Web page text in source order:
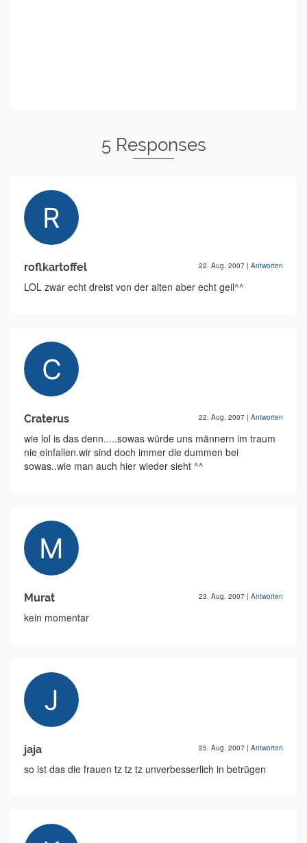
5 Responses
roflkartoffel 22. Aug. 2007 | Antworten
LOL zwar echt dreist von der alten aber echt geil^^
Craterus 22. Aug. 2007 | Antworten
wie lol is das denn.....sowas würde uns männern im traum
nie einfallen.wir sind doch immer die dummen bei
sowas..wie man auch hier wieder sieht ^^
Murat 23. Aug. 2007 | Antworten
kein momentar
jaja 25. Aug. 2007 | Antworten
so ist das die frauen tz tz tz unverbesserlich in betrügen